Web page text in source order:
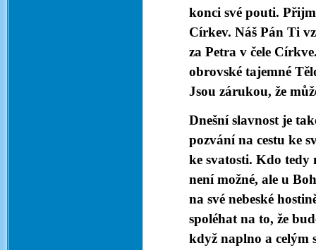
konci své pouti.
Církev. Náš Pán Ti
za Petra v čele
obrovské tajemné
Jsou zárukou, že
Dnešní slavnost je
pozvání na cestu ke
ke svatosti. Kdo tedy
není možné, ale u
na své nebeské
spoléhat na to, že
když naplno a celým